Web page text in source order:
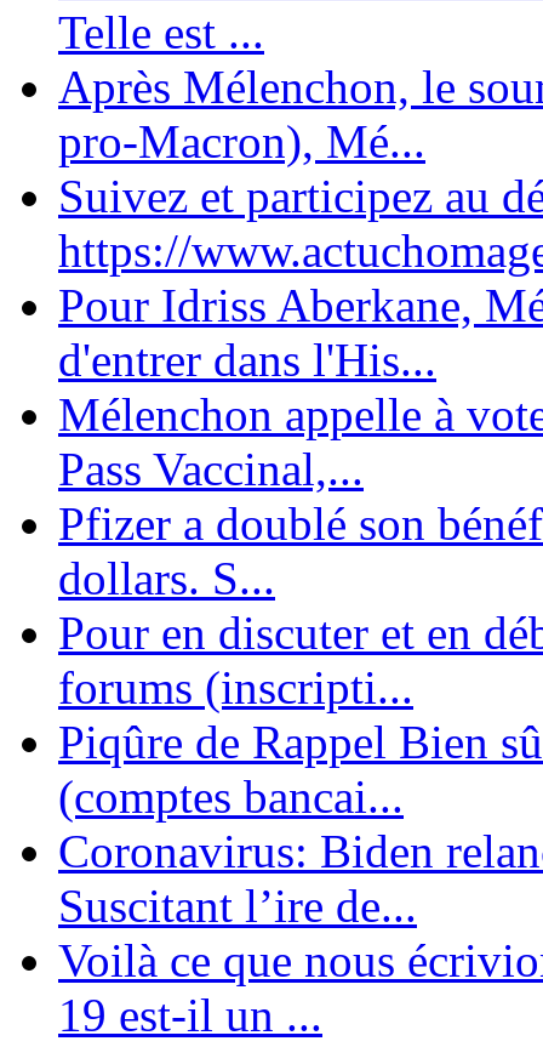
Telle est ...
Après Mélenchon, le
pro-Macron), Mé...
Suivez et participez au
https://
Pour Idriss Aberkane,
d'entrer dans l'His...
Mélenchon appelle à
Pass Vaccinal,...
Pfizer a doublé son
dollars. S...
Pour en discuter et en
forums (inscripti...
Piqûre de Rappel Bien
(comptes bancai...
Coronavirus: Biden
Suscitant l’ire de...
Voilà ce que nous
19 est-il un ...